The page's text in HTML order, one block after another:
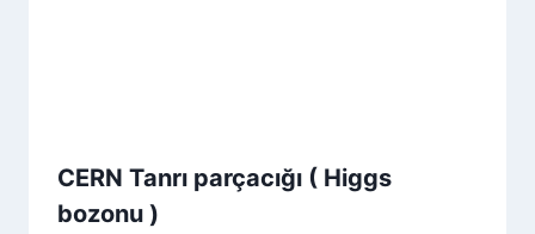
CERN Tanrı parçacığı ( Higgs
bozonu )